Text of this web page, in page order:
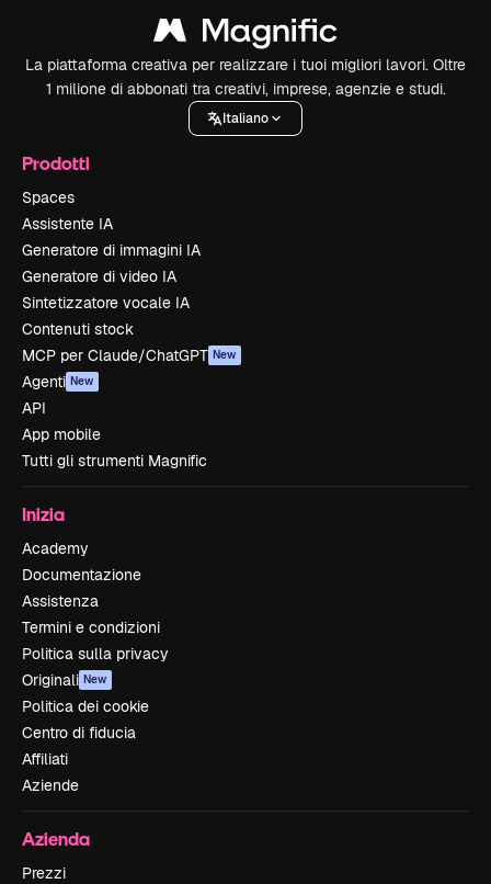
La piattaforma creativa per realizzare i tuoi migliori lavori. Oltre
1 milione di abbonati tra creativi, imprese, agenzie e studi.
Italiano
Prodotti
Spaces
Assistente IA
Generatore di immagini IA
Generatore di video IA
Sintetizzatore vocale IA
Contenuti stock
MCP per Claude/ChatGPT New
Agenti New
API
App mobile
Tutti gli strumenti Magnific
Inizia
Academy
Documentazione
Assistenza
Termini e condizioni
Politica sulla privacy
Originali New
Politica dei cookie
Centro di fiducia
Affiliati
Aziende
Azienda
Prezzi